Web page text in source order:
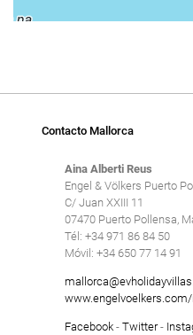
Contacto Mallorca
Aina Alberti Reus
Engel & Völkers Puerto
C/ Juan XXIII 11
07470 Puerto Pollensa,
Tél: +34 971 86 84 50
Móvil: +34 650 77 14 91
Facebook- Twitter-